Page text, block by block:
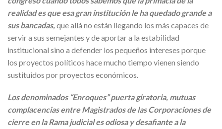
realidad es que esa gran institución le ha quedado grande a
sus bancadas, que allá no están llegando los más capaces de
servir a sus semejantes y de aportar a la estabilidad
institucional sino a defender los pequeños intereses porque
los proyectos políticos hace mucho tiempo vienen siendo
sustituidos por proyectos económicos.
Los denominados “Enroques” puerta giratoria, mutuas
complacencias entre Magistrados de las Corporaciones de
cierre en la Rama judicial es odiosa y desafiante a la